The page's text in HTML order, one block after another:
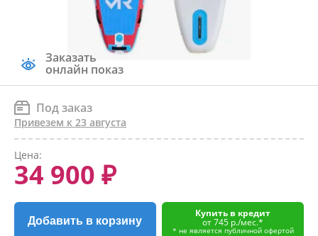
Заказать
онлайн показ
Под заказ
Привезем к 23 августа
Цена:
34 900 ₽
Добавить в корзину
Купить в кредит
от 745 р./мес.*
* не является публичной офертой